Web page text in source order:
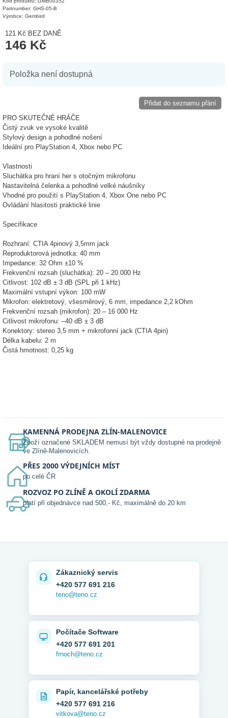
Partnumber: GHS-05-B
Výrobce: Gembird
BEZ DANĚ
121 Kč
146 Kč
Položka není dostupná
Přidat do seznamu přání
PRO SKUTEČNÉ HRÁČE
Čistý zvuk ve vysoké kvalitě
Stylový design a pohodlné nošení
Ideální pro PlayStation 4, Xbox nebo PC
Vlastnosti
Sluchátka pro hraní her s otočným mikrofonu
Nastavitelná čelenka a pohodlné velké náušníky
Vhodné pro použití s PlayStation 4, Xbox One nebo PC
Ovládání hlasitosti praktické linie
Specifikace
Rozhraní: CTIA 4pinový 3,5mm jack
Reproduktorová jednotka: 40 mm
Impedance: 32 Ohm ±10 %
Frekvenční rozsah (sluchátka): 20 – 20 000 Hz
Citlivost: 102 dB ± 3 dB (SPL při 1 kHz)
Maximální vstupní výkon: 100 mW
Mikrofon: elektretový, všesměrový, 6 mm, impedance 2,2 kOhm
Frekvenční rozsah (mikrofon): 20 – 16 000 Hz
Citlivost mikrofonu: –40 dB ± 3 dB
Konektory: stereo 3,5 mm + mikrofonní jack (CTIA 4pin)
Délka kabelu: 2 m
Čistá hmotnost: 0,25 kg
KAMENNÁ PRODEJNA ZLÍN-MALENOVICE
Zboží označené SKLADEM nemusí být vždy dostupné na prodejně
ve Zlíně-Malenovicích.
PŘES 2000 VÝDEJNÍCH MÍST
po celé ČR
ROZVOZ PO ZLÍNĚ A OKOLÍ ZDARMA
platí při objednávce nad 500,- Kč, maximálně do 20 km
Zákaznický servis
+420 577 691 216
teno@teno.cz
Počítače Software
+420 577 691 201
frnoch@teno.cz
Papír, kancelářské potřeby
+420 577 691 216
vitkova@teno.cz